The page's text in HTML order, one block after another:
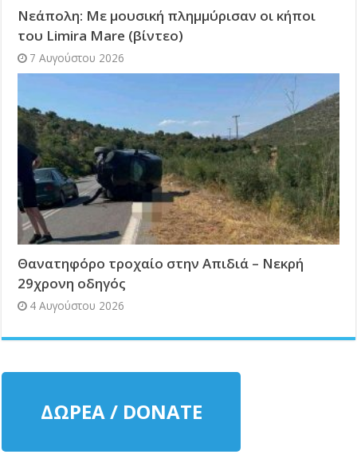
Νεάπολη: Με μουσική πλημμύρισαν οι κήποι
του Limira Mare (βίντεο)
7 Αυγούστου 2026
Θανατηφόρο τροχαίο στην Απιδιά – Νεκρή
29χρονη οδηγός
4 Αυγούστου 2026
ΔΩΡΕΑ / DONATE